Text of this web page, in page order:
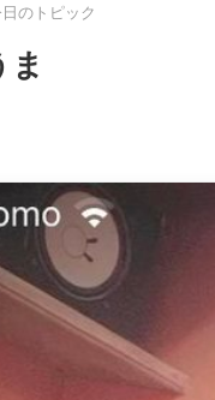
のトピック